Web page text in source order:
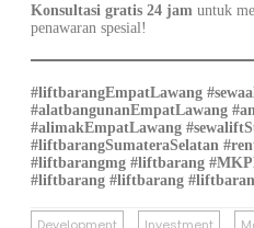
Konsultasi gratis 24 jam untuk
penawaran spesial!
#liftbarangEmpatLawang
#alatbangunanEmpatLawang
#alimakEmpatLawang
#liftbarangSumateraSelatan
#liftbarangmg #liftbarang
#liftbarang #liftbarang